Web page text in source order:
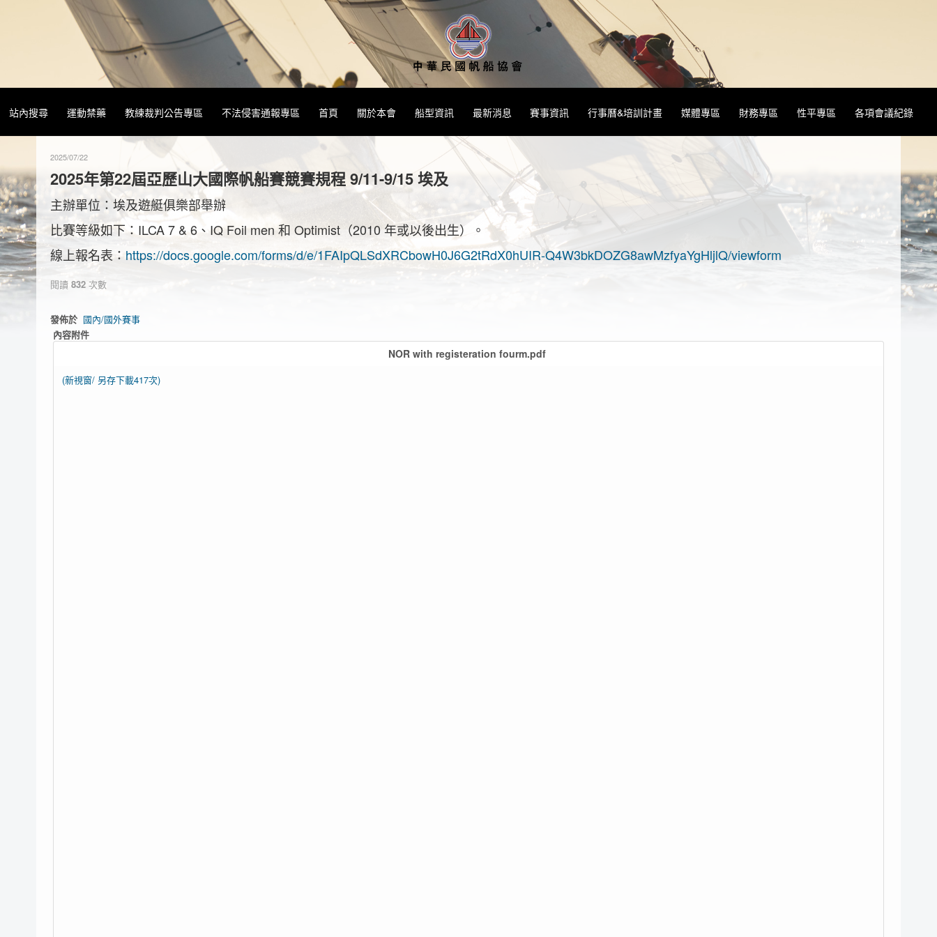
站內搜尋 運動禁藥 教練裁判公告專區 不法侵害通報專區 首頁 關於本會 船型資訊 最新消息 賽事資訊 行事曆&培訓計畫 媒體專區 財務專區 性平專區 各項會議紀錄
2025/07/22
2025年第22屆亞歷山大國際帆船賽競賽規程 9/11-9/15 埃及
主辦單位：埃及遊艇俱樂部舉辦
比賽等級如下：ILCA 7 & 6、IQ Foil men 和 Optimist（2010 年或以後出生）。
線上報名表： https://docs.google.com/forms/d/e/1FAIpQLSdXRCbowH0J6G2tRdX0hUIR-Q4W3bkDOZG8awMzfyaYgHljlQ/viewform
閱讀 832 次數
發佈於 國內/國外賽事
內容附件
NOR with registeration fourm.pdf
(新視窗/ 另存下載417次)